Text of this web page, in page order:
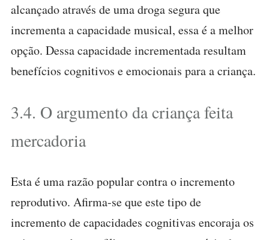
alcançado através de uma droga segura que
incrementa a capacidade musical, essa é a melhor
opção. Dessa capacidade incrementada resultam
benefícios cognitivos e emocionais para a criança.
3.4. O argumento da criança feita
mercadoria
Esta é uma razão popular contra o incremento
reprodutivo. Afirma-se que este tipo de
incremento de capacidades cognitivas encoraja os